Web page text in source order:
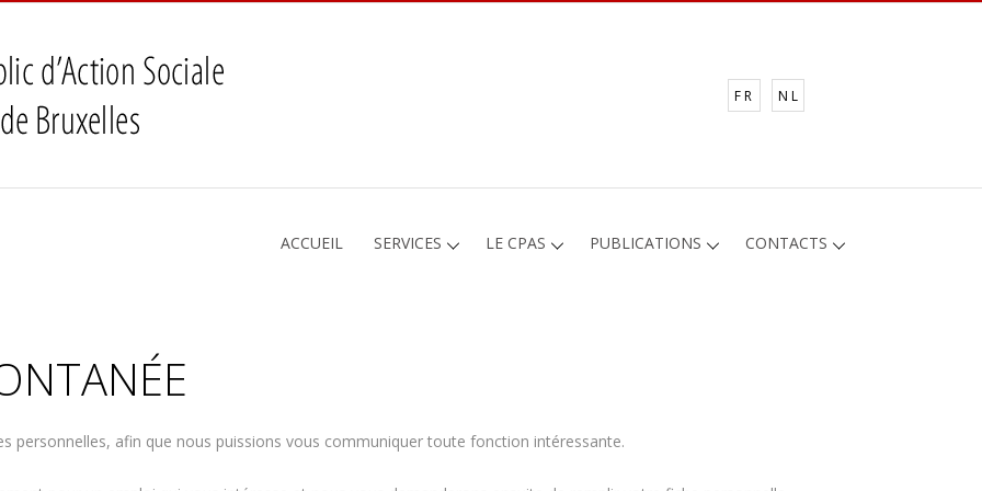
FR NL
ACCUEIL SERVICES LE CPAS PUBLICATIONS CONTACTS
personnelles, afin que nous puissions vous communiquer toute fonction intéressante.